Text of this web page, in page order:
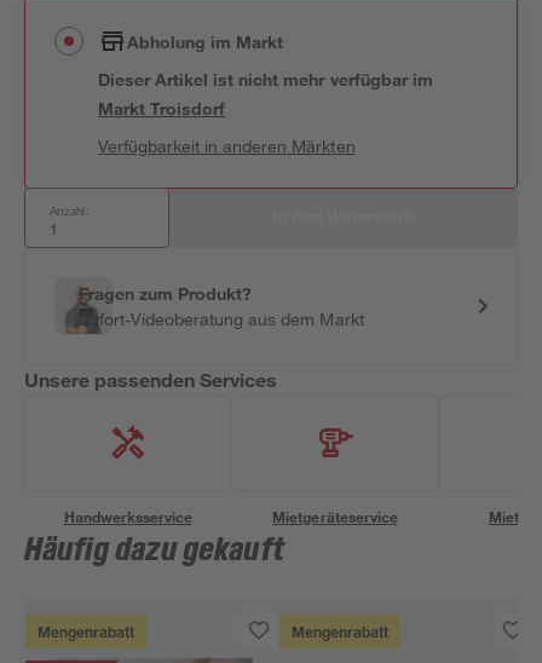
Abholung im Markt
Dieser Artikel ist nicht mehr verfügbar im
MarktTroisdorf
Verfügbarkeit in anderen Märkten
Anzahl:
Fragen zum Produkt?
Sofort-Videoberatung aus dem Markt
Unsere passenden Services
Handwerksservice Mietgeräteservice
Häufig dazu gekauft
Mengenrabatt Mengenrabatt